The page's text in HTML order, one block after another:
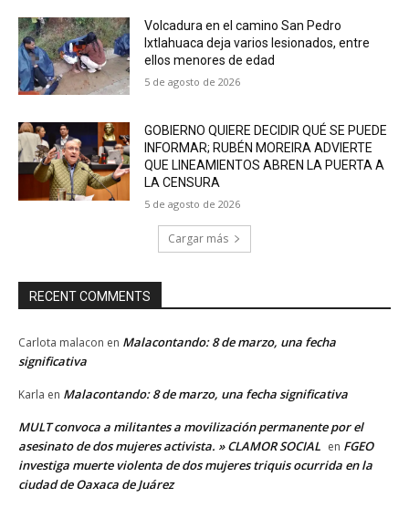
Volcadura en el camino San Pedro
Ixtlahuaca deja varios lesionados, entre
ellos menores de edad
5 de agosto de 2026
GOBIERNO QUIERE DECIDIR QUÉ SE PUEDE
INFORMAR; RUBÉN MOREIRA ADVIERTE
QUE LINEAMIENTOS ABREN LA PUERTA A
LA CENSURA
5 de agosto de 2026
Cargar más
RECENT COMMENTS
Carlota malacon en Malacontando: 8 de marzo, una fecha
significativa
Karla en Malacontando: 8 de marzo, una fecha significativa
MULT convoca a militantes a movilización permanente por el
asesinato de dos mujeres activista. » CLAMOR SOCIAL en FGEO
investiga muerte violenta de dos mujeres triquis ocurrida en la
ciudad de Oaxaca de Juárez